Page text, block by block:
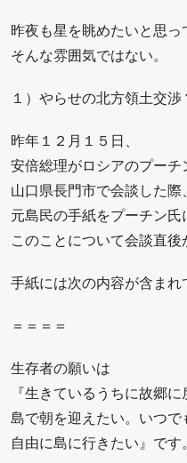
昨夜も星を眺めたいと思っ
そんな雰囲気ではない。
１）やらせの北方領土交渉
昨年１２月１５日、
安倍総理がロシアのプーチ
山口県長門市で会談した際
元島民の手紙をプーチン氏
このことについて会談直後
手紙には次の内容が含まれ
＝＝＝＝
生存者の願いは
『生きているうちに故郷に
島で朝を迎えたい。いつで
自由に島に行きたい』です